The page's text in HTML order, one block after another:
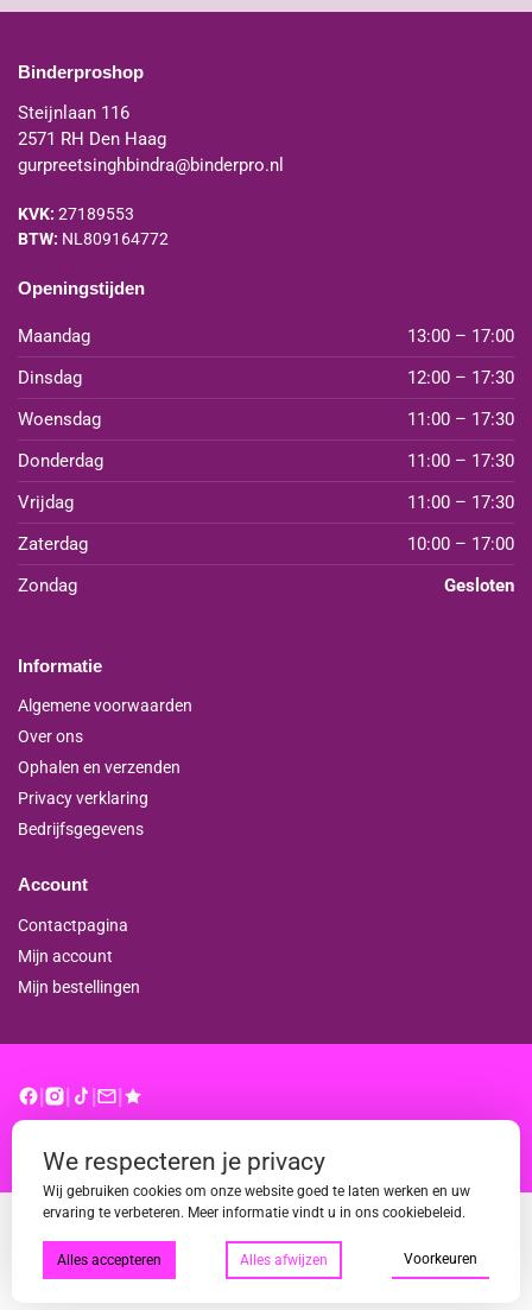
Binderproshop
Steijnlaan 116
2571 RH Den Haag
gurpreetsinghbindra@binderpro.nl
KVK: 27189553
BTW: NL809164772
Openingstijden
Maandag
13:00 – 17:00
Dinsdag
12:00 – 17:30
Woensdag
11:00 – 17:30
Donderdag
11:00 – 17:30
Vrijdag
11:00 – 17:30
Zaterdag
10:00 – 17:00
Zondag
Gesloten
Informatie
Algemene voorwaarden
Over ons
Ophalen en verzenden
Privacy verklaring
Bedrijfsgegevens
Account
Contactpagina
Mijn account
Mijn bestellingen
We respecteren je privacy
Wij gebruiken cookies om onze website goed te laten werken en uw
ervaring te verbeteren. Meer informatie vindt u in ons cookiebeleid.
Alles accepteren Alles afwijzen Voorkeuren